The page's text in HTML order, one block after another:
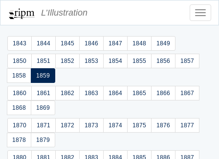
L’Illustration
1843 1844 1845 1846 1847 1848 1849
1850 1851 1852 1853 1854 1855 1856 1857
1858 1859
1860 1861 1862 1863 1864 1865 1866 1867
1868 1869
1870 1871 1872 1873 1874 1875 1876 1877
1878 1879
1880 1881 1882 1883 1884 1885 1886 1887